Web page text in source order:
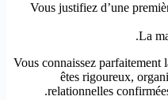
Vous justifiez d’une
La
Vous connaissez parfaitement
êtes rigoureux,
relationnelles